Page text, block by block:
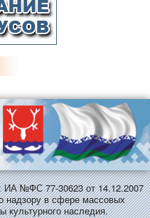
ИА №ФС 77-30623 от 14.12.2007
надзору в сфере массовых
культурного наследия.